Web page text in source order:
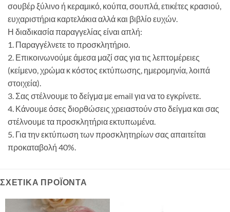
σουβέρ ξύλινο ή κεραμικό, κούπα, σουπλά, ετικέτες κρασιού,
ευχαριστήρια καρτελάκια αλλά και βιβλίο ευχών.
Η διαδικασία παραγγελίας είναι απλή:
1. Παραγγέλνετε το προσκλητήριο.
2. Επικοινωνούμε άμεσα μαζί σας για τις λεπτομέρειες
(κείμενο, χρώμα κ κόστος εκτύπωσης, ημερομηνία, λοιπά
στοιχεία).
3. Σας στέλνουμε το δείγμα με email για να το εγκρίνετε.
4. Κάνουμε όσες διορθώσεις χρειαστούν στο δείγμα και σας
στέλνουμε τα προσκλητήρια εκτυπωμένα.
5. Για την εκτύπωση των προσκλητηρίων σας απαιτείται
προκαταβολή 40%.
ΣΧΕΤΙΚΆ ΠΡΟΪΌΝΤΑ